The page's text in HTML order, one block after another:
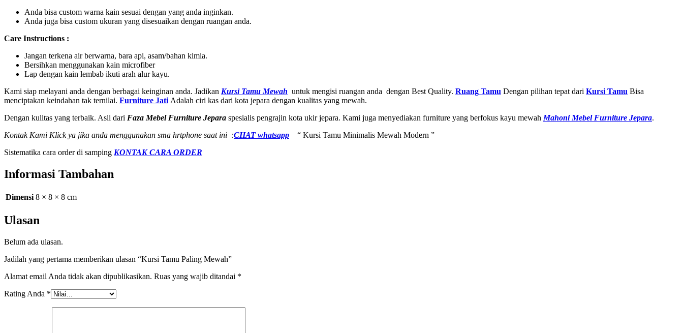
Anda bisa custom warna kain sesuai dengan yang anda inginkan.
Anda juga bisa custom ukuran yang disesuaikan dengan ruangan anda.
Care Instructions :
Jangan terkena air berwarna, bara api, asam/bahan kimia.
Bersihkan menggunakan kain microfiber
Lap dengan kain lembab ikuti arah alur kayu.
Kami siap melayani anda dengan berbagai keinginan anda. Jadikan Kursi Tamu Mewah untuk mengisi ruangan anda dengan Best Quality. Ruang Tamu Dengan pilihan tepat dari Kursi Tamu Bisa
menciptakan keindahan tak ternilai. Furniture Jati Adalah ciri kas dari kota jepara dengan kualitas yang mewah.
Dengan kulitas yang terbaik. Asli dari Faza Mebel Furniture Jepara spesialis pengrajin kota ukir jepara. Kami juga menyediakan furniture yang berfokus kayu mewah Mahoni Mebel Furniture Jepara.
Kontak Kami Klick ya jika anda menggunakan sma hrtphone saat ini :CHAT whatsapp
“ Kursi Tamu Minimalis Mewah Modern ”
Sistematika cara order di samping KONTAK CARA ORDER
Informasi Tambahan
Dimensi 8 × 8 × 8 cm
Ulasan
Belum ada ulasan.
Jadilah yang pertama memberikan ulasan “Kursi Tamu Paling Mewah”
Alamat email Anda tidak akan dipublikasikan. Ruas yang wajib ditandai *
Rating Anda *